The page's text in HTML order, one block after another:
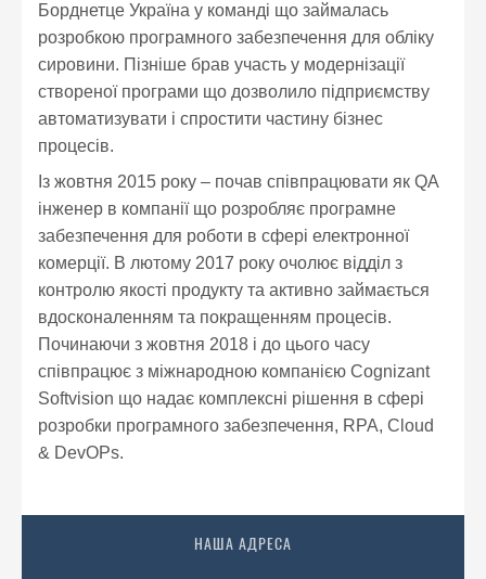
Борднетце Україна у команді що займалась
розробкою програмного забезпечення для обліку
сировини. Пізніше брав участь у модернізації
створеної програми що дозволило підприємству
автоматизувати і спростити частину бізнес
процесів.
Із жовтня 2015 року – почав співпрацювати як QA
інженер в компанії що розробляє програмне
забезпечення для роботи в сфері електронної
комерції. В лютому 2017 року очолює відділ з
контролю якості продукту та активно займається
вдосконаленням та покращенням процесів.
Починаючи з жовтня 2018 і до цього часу
співпрацює з міжнародною компанією Cognizant
Softvision що надає комплексні рішення в сфері
розробки програмного забезпечення, RPA, Cloud
& DevOPs.
НАША АДРЕСА